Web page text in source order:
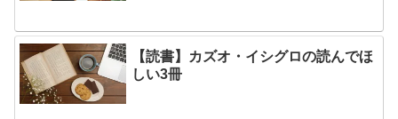
【読書】カズオ・イシグロの読んでほ
しい3冊